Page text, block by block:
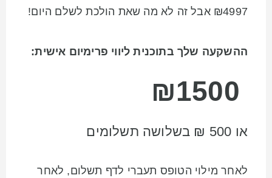
₪4997 אבל זה לא מה שאת הולכת לשלם היום!
ההשקעה שלך בתוכנית ליווי פרימיום אישית:
או 500 ₪ בשלושה תשלומים
לאחר מילוי הטופס תעברי לדף תשלום, לאחר